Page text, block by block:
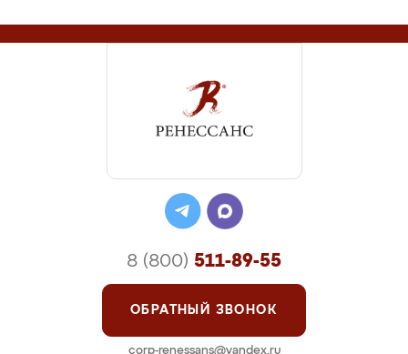
8 (800) 511-89-55
ОБРАТНЫЙ ЗВОНОК
corp-renessans@yandex.ru